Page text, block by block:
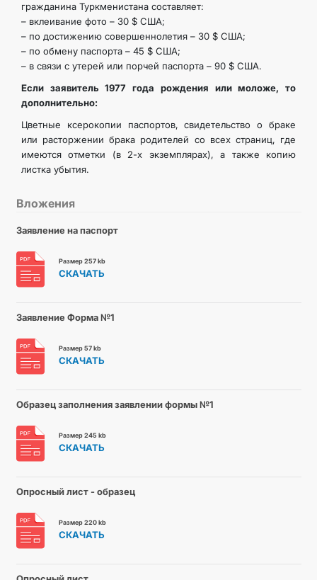
гражданина Туркменистана составляет:
– вклеивание фото – 30 $ США;
– по достижению совершеннолетия – 30 $ США;
– по обмену паспорта – 45 $ США;
– в связи с утерей или порчей паспорта – 90 $ США.
Если заявитель 1977 года рождения или моложе, то
дополнительно:
Цветные ксерокопии паспортов, свидетельство о браке
или расторжении брака родителей со всех страниц, где
имеются отметки (в 2-х экземплярах), а также копию
листка убытия.
Вложения
Заявление на паспорт
Размер 257 kb
СКАЧАТЬ
Заявление Форма №1
Размер 57 kb
СКАЧАТЬ
Образец заполнения заявлении формы №1
Размер 245 kb
СКАЧАТЬ
Опросный лист - образец
Размер 220 kb
СКАЧАТЬ